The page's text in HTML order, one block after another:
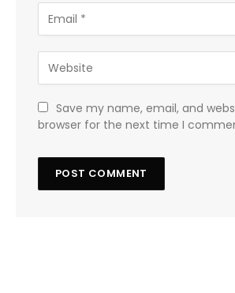
Save my name, email, and
browser for the next time I